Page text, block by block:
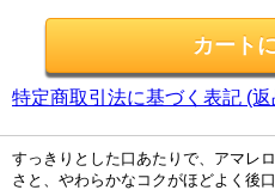
特定商取引法に基づく表記 (
すっきりとした口あたりで、アマレ
さと、やわらかなコクがほどよく後